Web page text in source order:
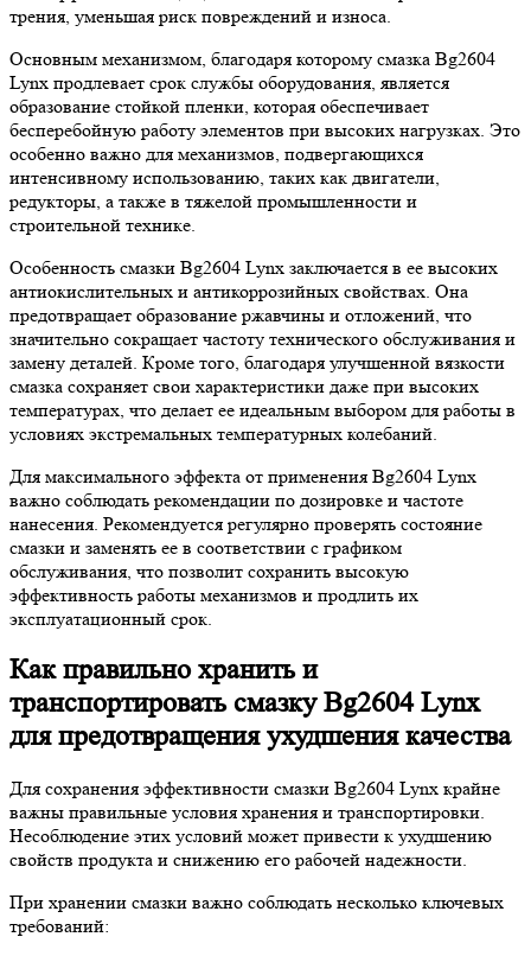
трения, уменьшая риск повреждений и износа.
Основным механизмом, благодаря которому смазка Bg2604
Lynx продлевает срок службы оборудования, является
образование стойкой пленки, которая обеспечивает
бесперебойную работу элементов при высоких нагрузках. Это
особенно важно для механизмов, подвергающихся
интенсивному использованию, таких как двигатели,
редукторы, а также в тяжелой промышленности и
строительной технике.
Особенность смазки Bg2604 Lynx заключается в ее высоких
антиокислительных и антикоррозийных свойствах. Она
предотвращает образование ржавчины и отложений, что
значительно сокращает частоту технического обслуживания и
замену деталей. Кроме того, благодаря улучшенной вязкости
смазка сохраняет свои характеристики даже при высоких
температурах, что делает ее идеальным выбором для работы в
условиях экстремальных температурных колебаний.
Для максимального эффекта от применения Bg2604 Lynx
важно соблюдать рекомендации по дозировке и частоте
нанесения. Рекомендуется регулярно проверять состояние
смазки и заменять ее в соответствии с графиком
обслуживания, что позволит сохранить высокую
эффективность работы механизмов и продлить их
эксплуатационный срок.
Как правильно хранить и
транспортировать смазку Bg2604 Lynx
для предотвращения ухудшения качества
Для сохранения эффективности смазки Bg2604 Lynx крайне
важны правильные условия хранения и транспортировки.
Несоблюдение этих условий может привести к ухудшению
свойств продукта и снижению его рабочей надежности.
При хранении смазки важно соблюдать несколько ключевых
требований: